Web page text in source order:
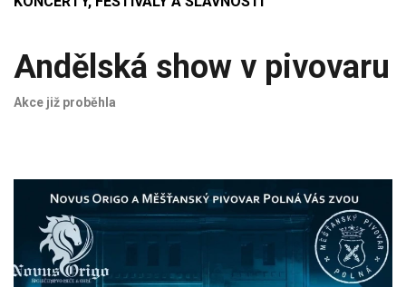
Andělská show v pivovaru
Akce již proběhla